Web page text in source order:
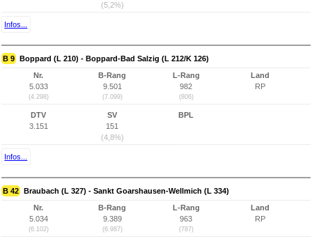
(5,2%)
Infos...
B 9 Boppard (L 210) - Boppard-Bad Salzig (L 212/K 126)
Nr.
5.033
(4.298)
B-Rang
9.501
(7.099)
L-Rang
982
(806)
Land
RP
DTV
3.151
SV
151
(4,8%)
BPL
Infos...
B 42 Braubach (L 327) - Sankt Goarshausen-Wellmich (L 334)
Nr.
5.034
(6.102)
B-Rang
9.389
(6.987)
L-Rang
963
(787)
Land
RP